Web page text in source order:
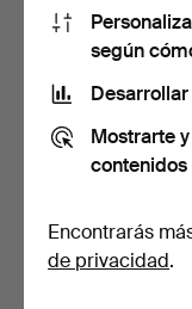
PAREJA DE
Subastado 4 sep 2025
35 USD
según
Mostrarte
contenidos
Encontrarás
de privacidad.